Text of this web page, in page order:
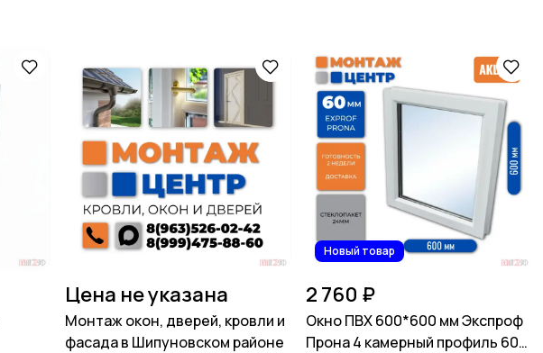
Цена не указана
Монтаж окон, дверей, кровли и
фасада в Шипуновском районе
Новый товар
2 760 ₽
Окно ПВХ 600*600 мм Экспроф
Прона 4 камерный профиль 60